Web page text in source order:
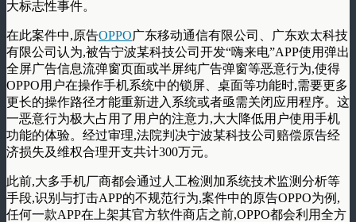
大标志性事件。
在此案件中,原告OPPO广东移动通信有限公司、广东欢太科技
有限公司认为,被告宁波某科技公司开发“嗨来电”APP使用弹出
全屏广告信息流弹窗页面或半屏纯广告弹窗等恶意行为,使得
OPPO用户在操作手机系统中的锁屏、桌面等功能时,需要更多
更长的操作路径才能重新进入系统或者亟需关闭应用程序。这
一恶意行为极大占用了用户的注意力,大大降低用户使用手机
功能的体验。经过审理,法院判决宁波某科技公司赔偿原告经
济损失及维权合理开支共计300万元。
此前,大多手机厂商都会通过人工检测加系统技术监测分析等
手段,识别与打击APP的不规范行为,案件中的原告OPPO为例,
任何一款APP在上架其官方软件商店之前,OPPO都会利用全方